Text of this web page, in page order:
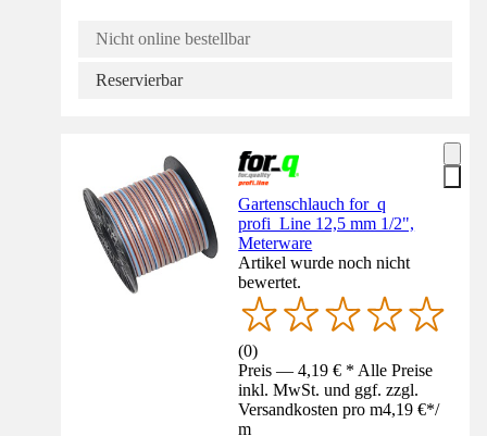
Nicht online bestellbar
Reservierbar
Gartenschlauch for_q
profi_Line 12,5 mm 1/2",
Meterware
Artikel wurde noch nicht
bewertet.
(0)
Preis — 4,19 € * Alle Preise
inkl. MwSt. und ggf. zzgl.
Versandkosten pro m4,19 €*/
m